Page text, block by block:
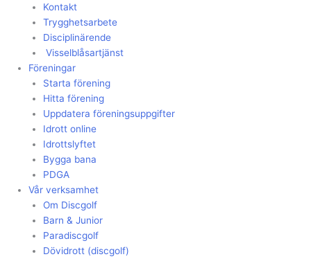
Kontakt
Trygghetsarbete
Disciplinärende
Visselblåsartjänst
Föreningar
Starta förening
Hitta förening
Uppdatera föreningsuppgifter
Idrott online
Idrottslyftet
Bygga bana
PDGA
Vår verksamhet
Om Discgolf
Barn & Junior
Paradiscgolf
Dövidrott (discgolf)